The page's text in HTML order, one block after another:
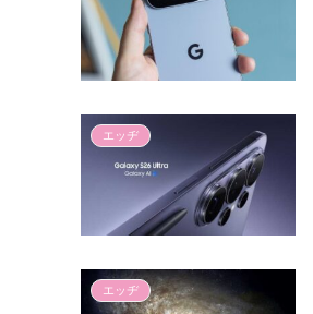
エッヂ
エッヂ